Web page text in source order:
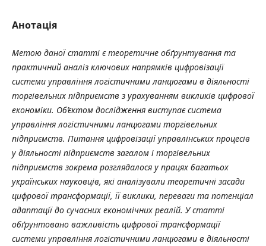
Анотація
Метою даної статті є теоретичне обґрунтування та
практичний аналіз ключових напрямків цифровізації
системи управління логістичними ланцюгами в діяльності
торгівельних підприємств з урахуванням викликів цифрової
економіки. Об’єктом дослідження виступає система
управління логістичними ланцюгами торгівельних
підприємств. Питання цифровізації управлінських процесів
у діяльності підприємств загалом і торгівельних
підприємств зокрема розглядалося у працях багатьох
українських науковців, які аналізували теоретичні засади
цифрової трансформації, її виклики, переваги та потенціал
адаптації до сучасних економічних реалій. У статті
обґрунтовано важливість цифрової трансформації
системи управління логістичними ланцюгами в діяльності